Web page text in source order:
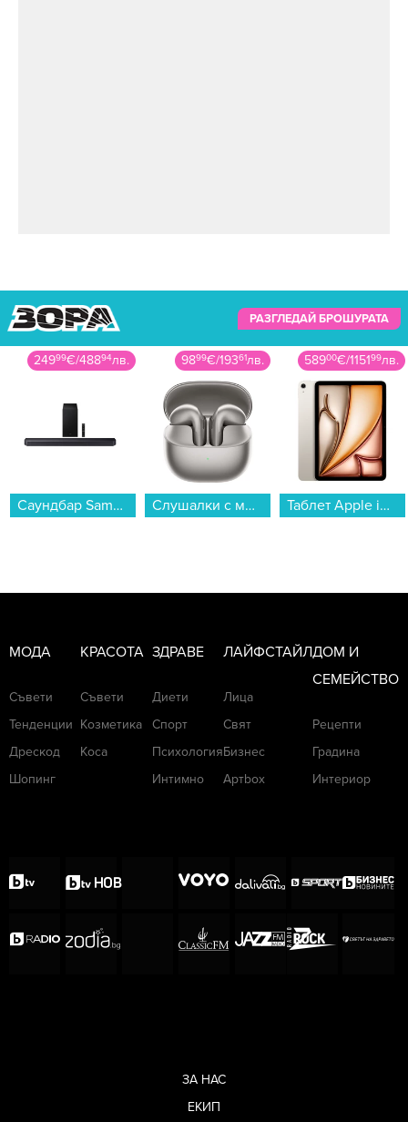
РАЗГЛЕДАЙ БРОШУРАТА
24999€/48894лв.
Саундбар Samsung HW-Q600F...
9899€/19361лв.
Слушалки с микрофон Xiaomi BUDS 6 TITAN GREY BHR08OHGL , Bluetooth , IN-EAR (ТАПИ)...
58900€/115199лв.
Таблет Apple iPad Air 11" Wi-Fi 128GB Starlight mc9y4 , 128 GB, 8 GB...
МОДА
Съвети
Тенденции
Дрескод
Шопинг
КРАСОТА
Съвети
Козметика
Коса
ЗДРАВЕ
Диети
Спорт
Психология
Интимно
ЛАЙФСТАЙЛ
Лица
Свят
Бизнес
Артbox
ДОМ И
СЕМЕЙСТВО
Рецепти
Градина
Интериор
ЗА НАС
ЕКИП